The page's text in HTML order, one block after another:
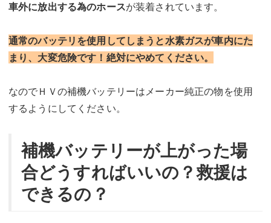
車外に放出する為のホースが装着されています。
通常のバッテリを使用してしまうと水素ガスが車内にた
まり、大変危険です！絶対にやめてください。
なのでＨＶの補機バッテリーはメーカー純正の物を使用
するようにしてください。
補機バッテリーが上がった場
合どうすればいいの？救援は
できるの？